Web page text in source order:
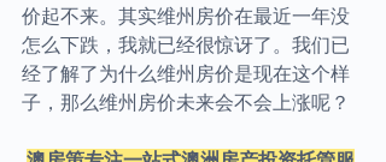
价起不来。其实维州房价在最近一年没
怎么下跌，我就已经很惊讶了。我们已
经了解了为什么维州房价是现在这个样
子，那么维州房价未来会不会上涨呢？